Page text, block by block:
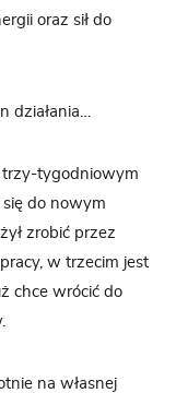
oraz sił do
działania…
trzy-tygodniowym
do nowym
zrobić przez
w trzecim jest
chce wrócić do
na własnej